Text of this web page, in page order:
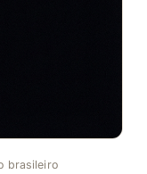
brasileiro